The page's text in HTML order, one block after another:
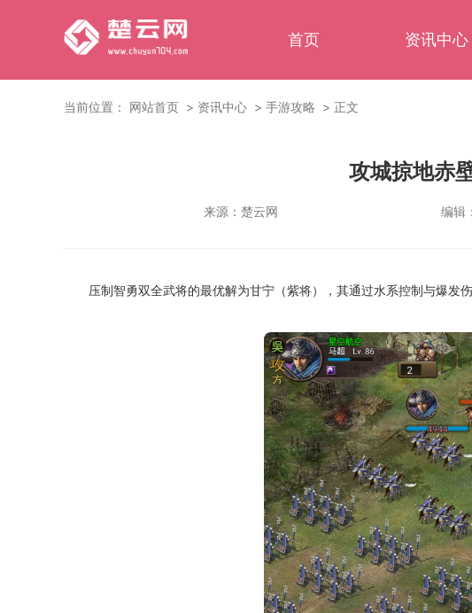
首页 资讯中心
当前位置： 网站首页 资讯中心 手游攻略 正文
攻城掠地赤
来源： 楚云网 编辑：
压制智勇双全武将的最优解为甘宁（紫将），其通过水系控制与爆发